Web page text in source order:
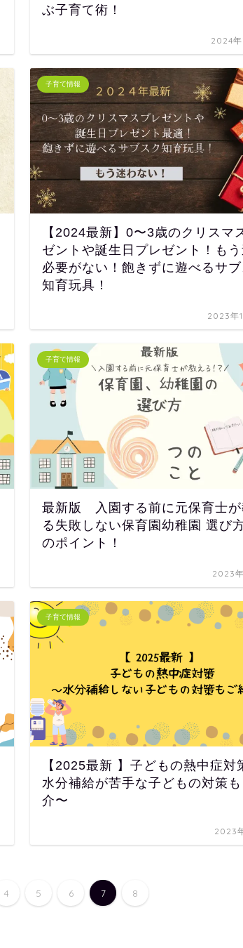
ぶ子育て術！
2024年
子育て情報
【2024最新】0〜3歳のクリスマ
ゼントや誕生日プレゼント！もう
必要がない！飽きずに遊べるサブ
知育玩具！
2023年
子育て情報
最新版 入園する前に元保育士が
る失敗しない保育園幼稚園 選び
のポイント！
2023
子育て情報
【2025最新 】子どもの熱中症対
水分補給が苦手な子どもの対策
介〜
2023
4 5 6 7 8